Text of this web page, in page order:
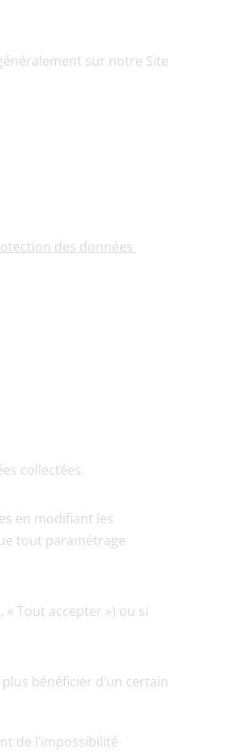
sur notre Site
des données
collectées.
en modifiant les
tout paramétrage
« Tout accepter ») ou si
bénéficier d’un certain
de l’impossibilité